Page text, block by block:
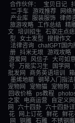
合作伙伴： 宝贝日记
二手车
游戏推荐 网络
产业库
服装服饰 律师
旅游攻略
工作总结 精
文 培训招生 石家庄点痣
型
女士发型 搜搜作文
法律咨询 chatGPT国内
册
抖米无垠 游戏攻略
游爱网
风信子 大可如意
号
万能实习生 国学网
批发网
商务英语培训
墨烯地暖 钢琴入门指法
宠物网
宠物猫 宠物狗
回收价格
ps教程
之家
电商运营 自定义
网
六十四卦 六十四卦
花
网上订花 鲜花 鲜花
网
铜雕 石雕 不锈钢